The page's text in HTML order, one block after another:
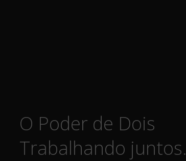
O Poder de Dois
Trabalhando juntos.